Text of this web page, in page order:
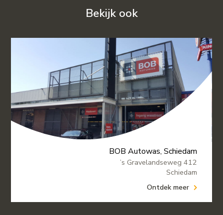
Bekijk ook
BOB Autowas, Schiedam
’s Gravelandseweg 412
Schiedam
Ontdek meer